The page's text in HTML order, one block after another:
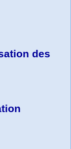
des